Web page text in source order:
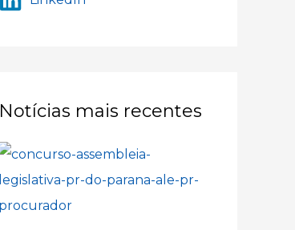
Notícias mais recentes